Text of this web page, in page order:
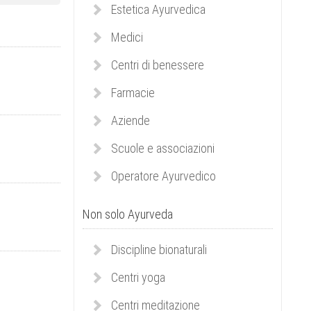
Estetica Ayurvedica
Medici
Centri di benessere
Farmacie
Aziende
Scuole e associazioni
Operatore Ayurvedico
Non solo Ayurveda
Discipline bionaturali
Centri yoga
Centri meditazione